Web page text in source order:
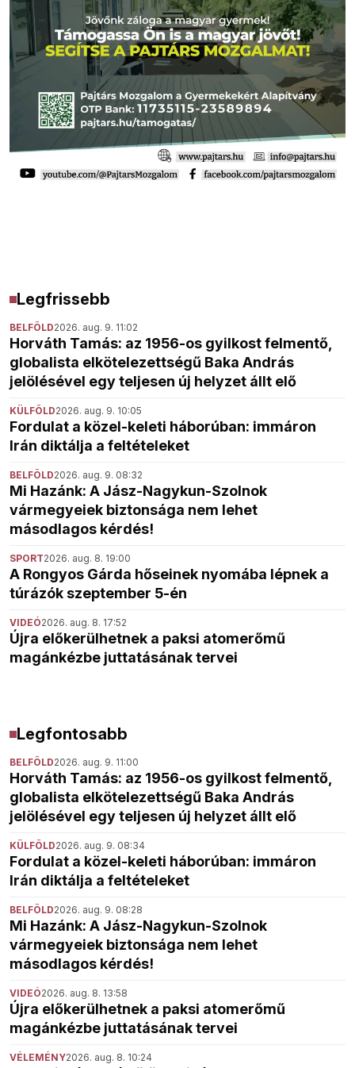
Legfrissebb
BELFÖLD2026. aug. 9. 11:02
Horváth Tamás: az 1956-os gyilkost felmentő,
globalista elkötelezettségű Baka András
jelölésével egy teljesen új helyzet állt elő
KÜLFÖLD2026. aug. 9. 10:05
Fordulat a közel-keleti háborúban: immáron
Irán diktálja a feltételeket
BELFÖLD2026. aug. 9. 08:32
Mi Hazánk: A Jász-Nagykun-Szolnok
vármegyeiek biztonsága nem lehet
másodlagos kérdés!
SPORT2026. aug. 8. 19:00
A Rongyos Gárda hőseinek nyomába lépnek a
túrázók szeptember 5-én
VIDEÓ2026. aug. 8. 17:52
Újra előkerülhetnek a paksi atomerőmű
magánkézbe juttatásának tervei
Legfontosabb
BELFÖLD2026. aug. 9. 11:00
Horváth Tamás: az 1956-os gyilkost felmentő,
globalista elkötelezettségű Baka András
jelölésével egy teljesen új helyzet állt elő
KÜLFÖLD2026. aug. 9. 08:34
Fordulat a közel-keleti háborúban: immáron
Irán diktálja a feltételeket
BELFÖLD2026. aug. 9. 08:28
Mi Hazánk: A Jász-Nagykun-Szolnok
vármegyeiek biztonsága nem lehet
másodlagos kérdés!
VIDEÓ2026. aug. 8. 13:58
Újra előkerülhetnek a paksi atomerőmű
magánkézbe juttatásának tervei
VÉLEMÉNY2026. aug. 8. 10:24